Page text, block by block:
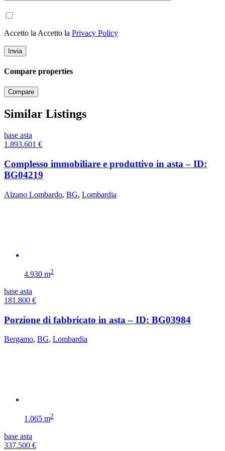
Accetto la Accetto la Privacy Policy
Compare properties
Compare
Similar Listings
base asta
1.893.601 €
Complesso immobiliare e produttivo in asta – ID:
BG04219
Alzano Lombardo, BG, Lombardia
4.930 m2
base asta
181.800 €
Porzione di fabbricato in asta – ID: BG03984
Bergamo, BG, Lombardia
1.065 m2
base asta
337.500 €